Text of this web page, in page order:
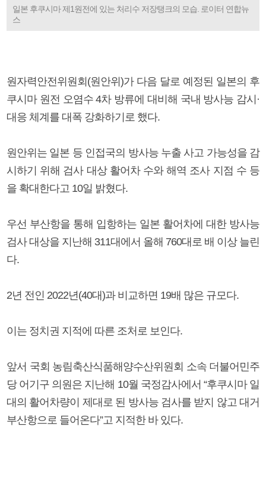
일본 후쿠시마 제1원전에 있는 처리수 저장탱크의 모습. 로이터 연합뉴
스
원자력안전위원회(원안위)가 다음 달로 예정된 일본의 후
쿠시마 원전 오염수 4차 방류에 대비해 국내 방사능 감시·
대응 체계를 대폭 강화하기로 했다.
원안위는 일본 등 인접국의 방사능 누출 사고 가능성을 감
시하기 위해 검사 대상 활어차 수와 해역 조사 지점 수 등
을 확대한다고 10일 밝혔다.
우선 부산항을 통해 입항하는 일본 활어차에 대한 방사능
검사 대상을 지난해 311대에서 올해 760대로 배 이상 늘린
다.
2년 전인 2022년(40대)과 비교하면 19배 많은 규모다.
이는 정치권 지적에 따른 조처로 보인다.
앞서 국회 농림축산식품해양수산위원회 소속 더불어민주
당 어기구 의원은 지난해 10월 국정감사에서 “후쿠시마 일
대의 활어차량이 제대로 된 방사능 검사를 받지 않고 대거
부산항으로 들어온다”고 지적한 바 있다.